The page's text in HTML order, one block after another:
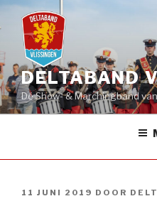
Naar
de
inhoud
springen
DELTABAND
Dé Show- & Marchingband
GEPLAATST
11 JUNI 2019 DOOR